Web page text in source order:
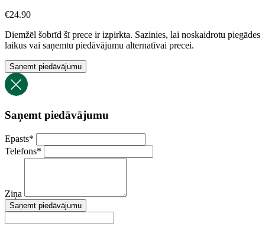
€24.90
Diemžēl šobrīd šī prece ir izpirkta. Sazinies, lai noskaidrotu piegādes
laikus vai saņemtu piedāvājumu alternatīvai precei.
Saņemt piedāvājumu
Saņemt piedāvājumu
Epasts*
Telefons*
Ziņa
Saņemt piedāvājumu